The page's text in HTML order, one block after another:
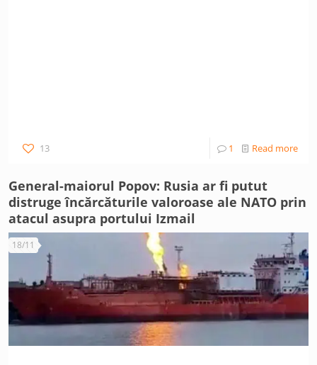
13 1 Read more
General-maiorul Popov: Rusia ar fi putut
distruge încărcăturile valoroase ale NATO prin
atacul asupra portului Izmail
18/11